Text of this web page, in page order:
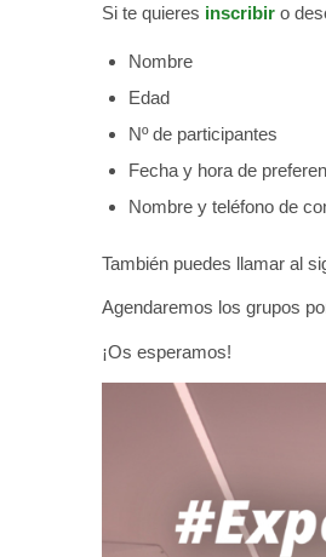
Si te quieres inscribiro
Nombre
Edad
Nº de participantes
Fecha y hora de
Nombre y teléfono de
También puedes llamar al
Agendaremos los grupos
¡Os esperamos!